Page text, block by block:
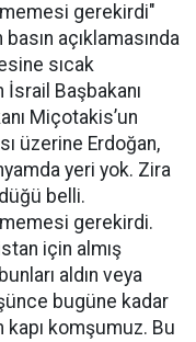
gerekirdi"
basın açıklamasında
sıcak
İsrail Başbakanı
Miçotakis’un
üzerine Erdoğan,
yeri yok. Zira
belli.
gerekirdi.
için almış
aldın veya
bugüne kadar
komşumuz. Bu